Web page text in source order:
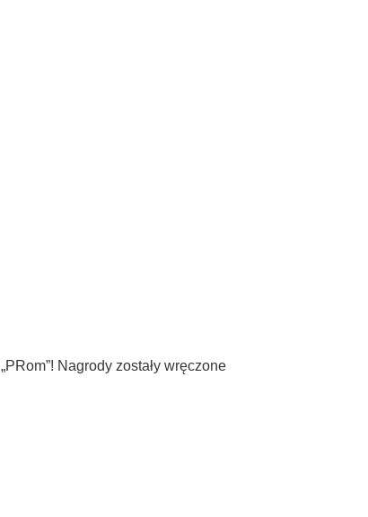
Nagrody zostały wręczone